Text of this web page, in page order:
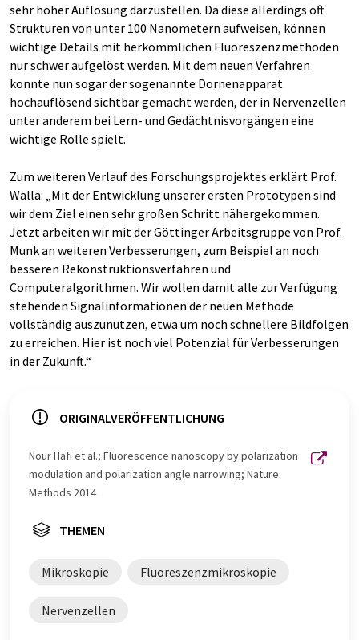
sehr hoher Auflösung darzustellen. Da diese allerdings oft
Strukturen von unter 100 Nanometern aufweisen, können
wichtige Details mit herkömmlichen Fluoreszenzmethoden
nur schwer aufgelöst werden. Mit dem neuen Verfahren
konnte nun sogar der sogenannte Dornenapparat
hochauflösend sichtbar gemacht werden, der in Nervenzellen
unter anderem bei Lern- und Gedächtnisvorgängen eine
wichtige Rolle spielt.
Zum weiteren Verlauf des Forschungsprojektes erklärt Prof.
Walla: „Mit der Entwicklung unserer ersten Prototypen sind
wir dem Ziel einen sehr großen Schritt nähergekommen.
Jetzt arbeiten wir mit der Göttinger Arbeitsgruppe von Prof.
Munk an weiteren Verbesserungen, zum Beispiel an noch
besseren Rekonstruktionsverfahren und
Computeralgorithmen. Wir wollen damit alle zur Verfügung
stehenden Signalinformationen der neuen Methode
vollständig auszunutzen, etwa um noch schnellere Bildfolgen
zu erreichen. Hier ist noch viel Potenzial für Verbesserungen
in der Zukunft.“
ORIGINALVERÖFFENTLICHUNG
Nour Hafi et al.; Fluorescence nanoscopy by polarization
modulation and polarization angle narrowing; Nature
Methods 2014
THEMEN
Mikroskopie Fluoreszenzmikroskopie
Nervenzellen